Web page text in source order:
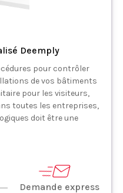
Deemply
pour contrôler
de vos bâtiments
pour les visiteurs,
toutes les entreprises,
doit être une
Demande express